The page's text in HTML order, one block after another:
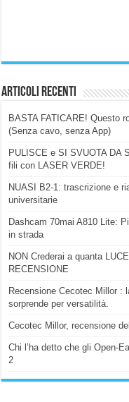
Articoli Recenti
BASTA FATICARE! Questo
(Senza cavo, senza App)
PULISCE e SI SVUOTA DA
fili con LASER VERDE!
NUASI B2-1: trascrizione e
universitarie
Dashcam 70mai A810 Lite:
in strada
NON Crederai a quanta
RECENSIONE
Recensione Cecotec Millor :
sorprende per versatilità.
Cecotec Millor, recensione
Chi l’ha detto che gli Open-
2